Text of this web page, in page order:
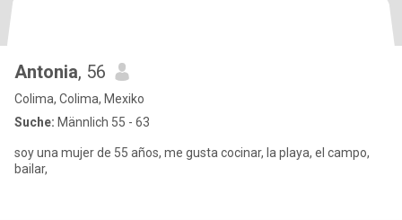
Antonia, 56
Colima, Colima, Mexiko
Suche: Männlich 55 - 63
soy una mujer de 55 años, me gusta cocinar, la playa, el campo,
bailar,